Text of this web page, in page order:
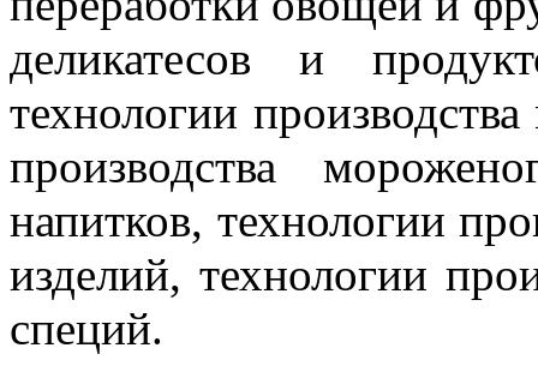
деликатесов и
технологии
производства
напитков, технологии
изделий, технологии
специй.